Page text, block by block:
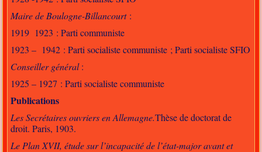
Maire de Boulogne-Billancourt:
1919 1923 : Parti communiste
1923 – 1942 : Parti socialiste communiste ; Parti socialiste SFIO
Conseiller général:
1925 – 1927 : Parti socialiste communiste
Publications
Les Secrétaires ouvriers en Allemagne.Thèse de doctorat de
droit. Paris, 1903.
Le Plan XVII, étude sur l’incapacité de l’état-major avant et